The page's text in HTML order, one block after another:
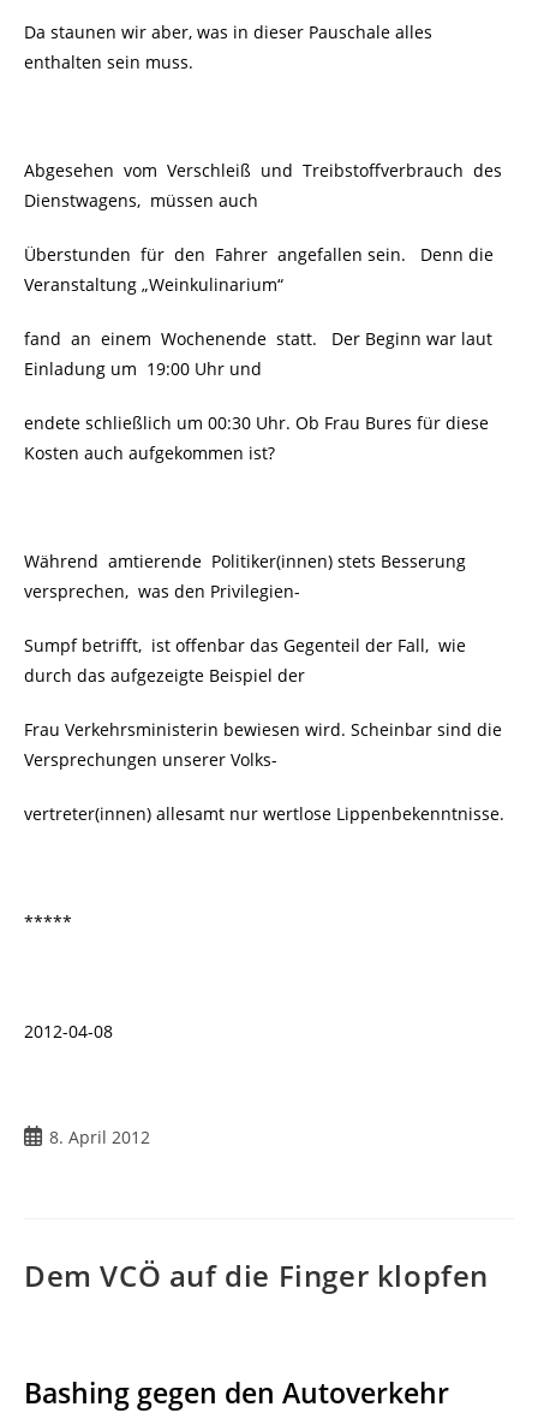
Da staunen wir aber, was in dieser Pauschale alles
enthalten sein muss.
Abgesehen vom Verschleiß und Treibstoffverbrauch des
Dienstwagens, müssen auch
Überstunden für den Fahrer angefallen sein. Denn die
Veranstaltung „Weinkulinarium“
fand an einem Wochenende statt. Der Beginn war laut
Einladung um 19:00 Uhr und
endete schließlich um 00:30 Uhr. Ob Frau Bures für diese
Kosten auch aufgekommen ist?
Während amtierende Politiker(innen) stets Besserung
versprechen, was den Privilegien-
Sumpf betrifft, ist offenbar das Gegenteil der Fall, wie
durch das aufgezeigte Beispiel der
Frau Verkehrsministerin bewiesen wird. Scheinbar sind die
Versprechungen unserer Volks-
vertreter(innen) allesamt nur wertlose Lippenbekenntnisse.
*****
2012-04-08
Beitrag8. April 2012
Dem VCÖ auf die Finger klopfen
Bashing gegen den Autoverkehr